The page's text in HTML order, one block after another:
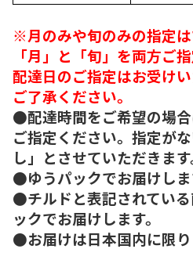
※月のみや旬のみの指定
「月」と「旬」を両方ご
配達日のご指定はお受けい
ご了承ください。
●配達時間をご希望の場
ご指定ください。指定が
し」とさせていただきます
●ゆうパックでお届けしま
●チルドと表記されてい
ックでお届けします。
●お届けは日本国内に限り